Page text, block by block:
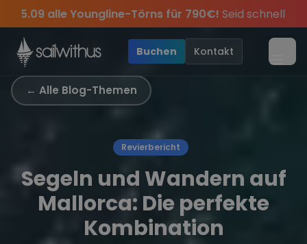
Skip to content
für 790€!Seid schnell und sichert euch die letzten
Sichere Dir jetztDein Meilenbuch und Deine
Angebote mehr Sowie20€ Rabatt auf deinen
sei dabei. Season Closing Party 2026!Die
Buchen Kontakt
← Alle Blog-Themen
Revierbericht
Segeln und Wandern auf
Mallorca: Die perfekte
Kombination